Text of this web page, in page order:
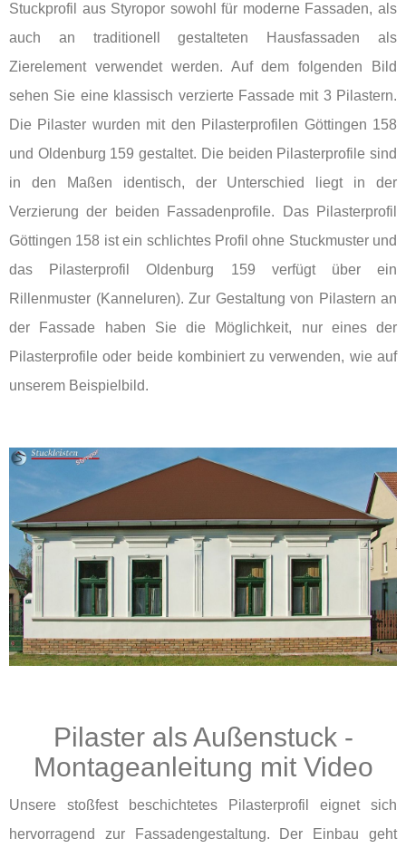
Stuckprofil aus Styropor sowohl für moderne Fassaden, als
auch an traditionell gestalteten Hausfassaden als
Zierelement verwendet werden. Auf dem folgenden Bild
sehen Sie eine klassisch verzierte Fassade mit 3 Pilastern.
Die Pilaster wurden mit den Pilasterprofilen Göttingen 158
und Oldenburg 159 gestaltet. Die beiden Pilasterprofile sind
in den Maßen identisch, der Unterschied liegt in der
Verzierung der beiden Fassadenprofile. Das Pilasterprofil
Göttingen 158 ist ein schlichtes Profil ohne Stuckmuster und
das Pilasterprofil Oldenburg 159 verfügt über ein
Rillenmuster (Kanneluren). Zur Gestaltung von Pilastern an
der Fassade haben Sie die Möglichkeit, nur eines der
Pilasterprofile oder beide kombiniert zu verwenden, wie auf
unserem Beispielbild.
Pilaster als Außenstuck -
Montageanleitung mit Video
Unsere stoßfest beschichtetes Pilasterprofil eignet sich
hervorragend zur Fassadengestaltung. Der Einbau geht